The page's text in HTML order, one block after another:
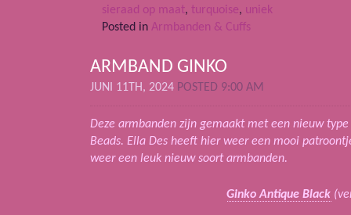
sieraad op maat, turquoise, uniek
Posted in Armbanden & Cuffs
ARMBAND GINKO
JUNI 11TH, 2024 POSTED 9:00 AM
Deze armbanden zijn gemaakt met een nieuw
Beads. Ella Des heeft hier weer een mooi
weer een leuk nieuw soort armbanden.
Ginko Antique Black